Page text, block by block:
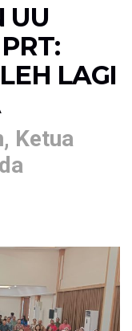
UU
LAGI
Ketua